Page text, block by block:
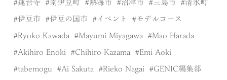
蓮台寺 南伊豆町 熱海市 沼津市 三島市 清水町
伊豆市 伊豆の国市 イベント モデルコース
Ryoko Kawada Mayumi Miyagawa Mao Harada
Akihiro Enoki Chihiro Kazama Emi Aoki
tabemogu Ai Sakuta Rieko Nagai GENIC編集部